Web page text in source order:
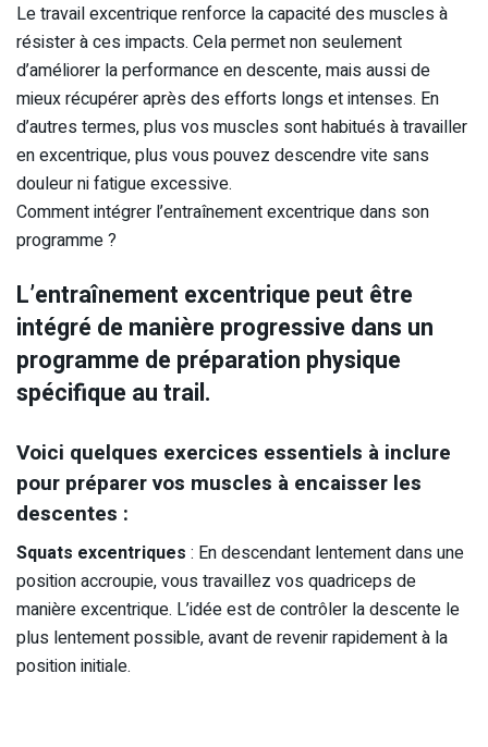
Le travail excentrique renforce la capacité des muscles à
résister à ces impacts. Cela permet non seulement
d’améliorer la performance en descente, mais aussi de
mieux récupérer après des efforts longs et intenses. En
d’autres termes, plus vos muscles sont habitués à travailler
en excentrique, plus vous pouvez descendre vite sans
douleur ni fatigue excessive.
Comment intégrer l’entraînement excentrique dans son
programme ?
L’entraînement excentrique peut être
intégré de manière progressive dans un
programme de préparation physique
spécifique au trail.
Voici quelques exercices essentiels à inclure
pour préparer vos muscles à encaisser les
descentes :
Squats excentriques : En descendant lentement dans une
position accroupie, vous travaillez vos quadriceps de
manière excentrique. L’idée est de contrôler la descente le
plus lentement possible, avant de revenir rapidement à la
position initiale.